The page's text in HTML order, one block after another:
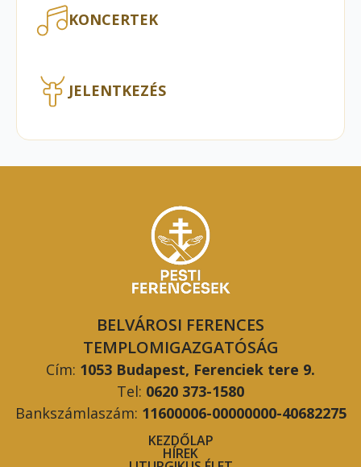
KONCERTEK
JELENTKEZÉS
BELVÁROSI FERENCES
TEMPLOMIGAZGATÓSÁG
Cím: 1053 Budapest, Ferenciek tere 9.
Tel: 0620 373-1580
Bankszámlaszám: 11600006-00000000-40682275
KEZDŐLAP
HÍREK